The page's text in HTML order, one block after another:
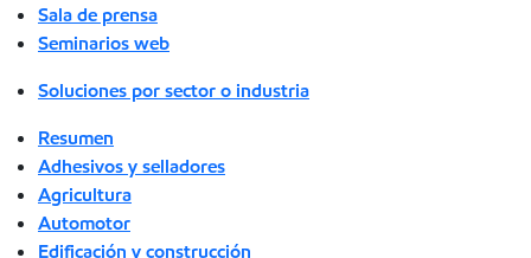
Sala de prensa
Seminarios web
Soluciones por sector o industria
Resumen
Adhesivos y selladores
Agricultura
Automotor
Edificación y construcción